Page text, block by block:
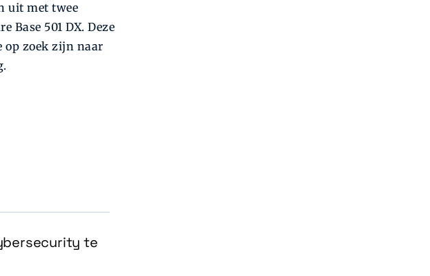
uit met twee
Base 501 DX. Deze
op zoek zijn naar
te